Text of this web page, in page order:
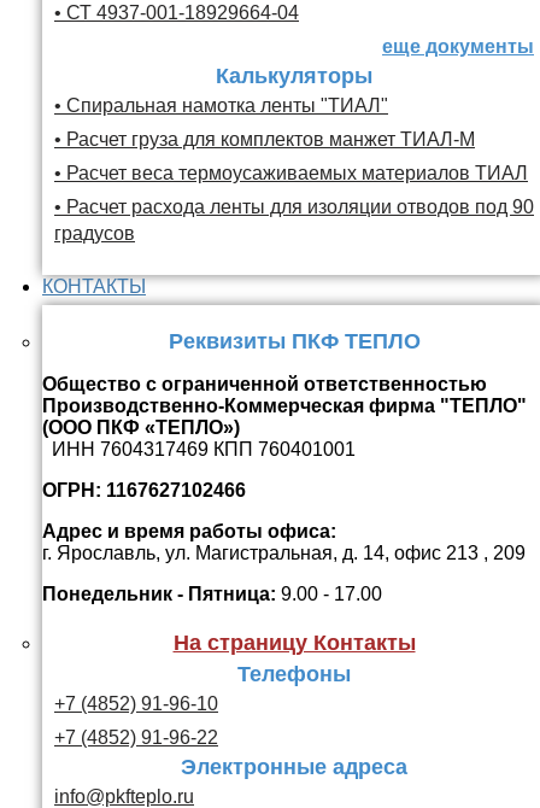
• СТ 4937-001-18929664-04
еще документы
Калькуляторы
• Спиральная намотка ленты "ТИАЛ"
• Расчет груза для комплектов манжет ТИАЛ-М
• Расчет веса термоусаживаемых материалов ТИАЛ
• Расчет расхода ленты для изоляции отводов под 90
градусов
КОНТАКТЫ
Реквизиты ПКФ ТЕПЛО
Общество с ограниченной ответственностью
Производственно-Коммерческая фирма "ТЕПЛО"
(ООО ПКФ «ТЕПЛО»)
ИНН 7604317469 КПП 760401001
ОГРН: 1167627102466
Адрес и время работы офиса:
г. Ярославль, ул. Магистральная, д. 14, офис 213 , 209
Понедельник - Пятница: 9.00 - 17.00
На страницу Контакты
Телефоны
+7 (4852) 91-96-10
+7 (4852) 91-96-22
Электронные адреса
info@pkfteplo.ru